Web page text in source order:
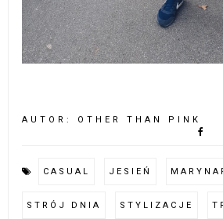
AUTOR: OTHER THAN PINK
CASUAL JESIEŃ
STRÓJ DNIA STYLIZACJE